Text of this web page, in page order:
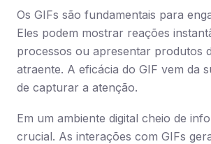
Os GIFs são fundamentais para
Eles podem mostrar reações
processos ou apresentar produtos
atraente. A eficácia do GIF vem da
de capturar a atenção.
Em um ambiente digital cheio de
crucial. As interações com GIFs